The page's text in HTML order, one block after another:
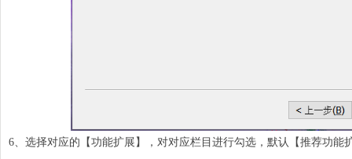
6、选择对应的【功能扩展】，对对应栏目进行勾选，默认【推荐功能